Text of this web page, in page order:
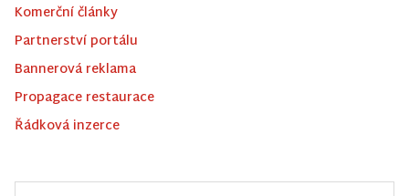
Komerční články
Partnerství portálu
Bannerová reklama
Propagace restaurace
Řádková inzerce